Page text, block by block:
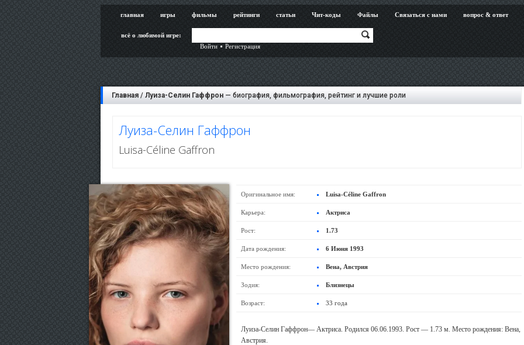
главная игры фильмы рейтинги статьи Чит-коды Файлы Связаться с нами вопрос & ответ
всё о любимой игре:
Войти
Регистрация
Главная / Луиза-Селин Гаффрон — биография, фильмография, рейтинг и лучшие роли
Луиза-Селин Гаффрон
Luisa-Céline Gaffron
Оригинальное имя: Luisa-Céline Gaffron
Карьера: Актриса
Рост: 1.73
Дата рождения: 6 Июня 1993
Место рождения: Вена, Австрия
Зодия: Близнецы
Возраст: 33 года
Луиза-Селин Гаффрон— Актриса. Родился 06.06.1993. Рост — 1.73 м. Место рождения: Вена,
Австрия.